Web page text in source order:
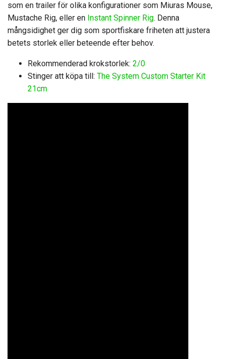
som en trailer för olika konfigurationer som Miuras Mouse,
Mustache Rig, eller en Instant Spinner Rig. Denna
mångsidighet ger dig som sportfiskare friheten att justera
betets storlek eller beteende efter behov.
Rekommenderad krokstorlek: 2/0
Stinger att köpa till: The System Custom Starter Kit
21cm